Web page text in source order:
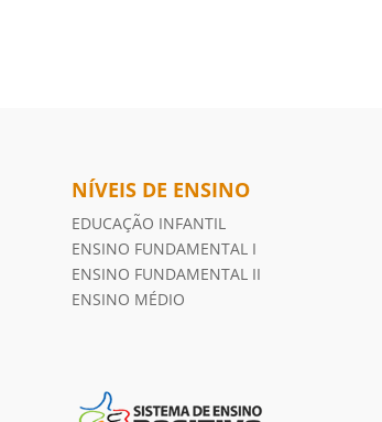
NÍVEIS DE ENSINO
EDUCAÇÃO INFANTIL
ENSINO FUNDAMENTAL I
ENSINO FUNDAMENTAL II
ENSINO MÉDIO